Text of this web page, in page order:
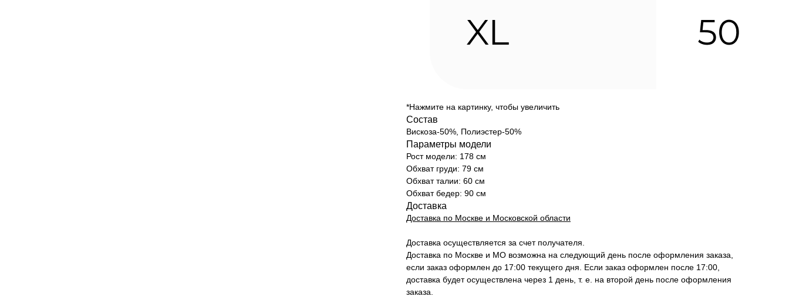
*Нажмите на картинку, чтобы увеличить
Состав
Вискоза-50%, Полиэстер-50%
Параметры модели
Рост модели: 178 см
Обхват груди: 79 см
Обхват талии: 60 см
Обхват бедер: 90 см
Доставка
Доставка по Москве и Московской области
Доставка осуществляется за счет получателя.
Доставка по Москве и МО возможна на следующий день после оформления заказа,
если заказ оформлен до 17:00 текущего дня. Если заказ оформлен после 17:00,
доставка будет осуществлена через 1 день, т. е. на второй день после оформления
заказа.